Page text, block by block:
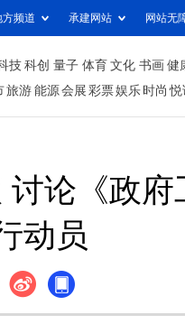
方频道 承建网站 网站无
技 科创 量子 体育 文化 书画 健
旅游 能源 会展 彩票娱乐 时尚 悦
论《政府
动员